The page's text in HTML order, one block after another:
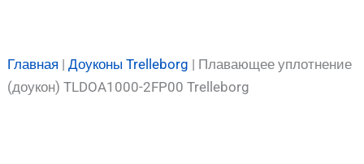
Главная |Доуконы Trelleborg | Плавающее уплотнение
(доукон) TLDOA1000-2FP00 Trelleborg